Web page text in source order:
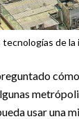
tecnologías de
usar una